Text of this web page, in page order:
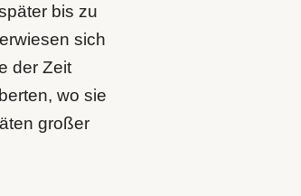
bis zu
sich
der Zeit
wo sie
großer